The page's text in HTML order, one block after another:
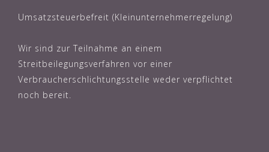
Umsatzsteuerbefreit (Kleinunternehmerregelung)
Wir sind zur Teilnahme an einem
Streitbeilegungsverfahren vor einer
Verbraucherschlichtungsstelle weder verpflichtet
noch bereit.